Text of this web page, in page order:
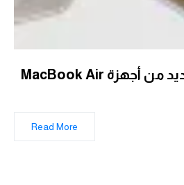
أبل تطلق الجيل الجديد من أجهزة MacBook Air
Read More